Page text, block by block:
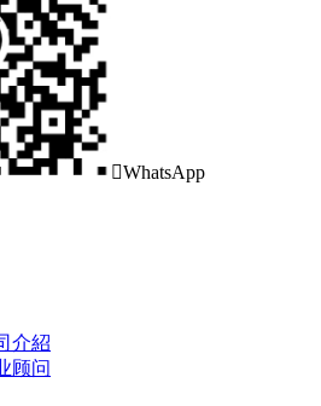
WhatsApp
介紹
顾问